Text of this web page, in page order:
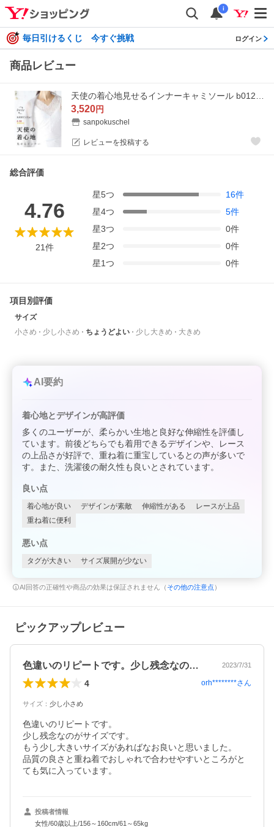
i
毎日引けるくじ 今すぐ挑戦 ログイン
商品レビュー
3,520円
sanpokuschel
レビューを投稿する
総合評価
4.76
21件
星5つ 16件
星4つ 5件
星3つ 0件
星2つ 0件
星1つ 0件
項目別評価
サイズ
小さめ
少し小さめ ちょうどよい 少し大きめ 大きめ
AI要約
着心地とデザインが高評価
多くのユーザーが、柔らかい生地と良好な伸縮性を評価し
ています。前後どちらでも着用できるデザインや、レース
の上品さが好評で、重ね着に重宝しているとの声が多いで
す。また、洗濯後の耐久性も良いとされています。
良い点
着心地が良い デザインが素敵 伸縮性がある
レースが上品
重ね着に便利
悪い点
タグが大きい サイズ展開が少ない
AI回答の正確性や商品の効果は保証されません（ その他の注意点 ）
ピックアップレビュー
色違いのリピートです。少し残念なのがサ… 2023/7/31
4 orh********さん
サイズ ： 少し小さめ
色違いのリピートです。
少し残念なのがサイズです。
もう少し大きいサイズがあればなお良いと思いました。
品質の良さと重ね着でおしゃれで合わせやすいところがと
ても気に入っています。
投稿者情報
女性/60歳以上/156～160cm/61～65kg